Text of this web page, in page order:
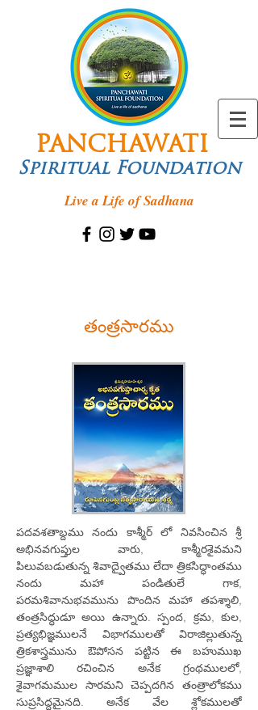
PANCHAWATI
Spiritual Foundation
Live a Life of Sadhana
తంత్రసారము
పదవశతాబ్దము నందు కాశ్మీర్ లో నివసించిన శ్రీ
అభినవగుప్తుల వారు, కాశ్మీరశైవమని
పిలువబడుతున్న శివాద్వైతము లేదా త్రికసిద్ధాంతము
నందు మహా పండితులే గాక,
పరమశివానుభవమును పొందిన మహా తపశ్శాలి,
తంత్రసిద్ధుడూ అయి ఉన్నారు. స్పంద, క్రమ, కుల,
ప్రత్యభిజ్ఞములనే విభాగములతో విరాజిల్లుతున్న
త్రికశాస్త్రమును ఔపోసన పట్టిన ఈ బహుముఖ
ప్రజ్ఞాశాలి రచించిన అనేక గ్రంథములలో,
శైవాగమముల సారమని చెప్పదగిన తంత్రాలోకము
సుప్రసిద్ధమైనది. అనేక వేల శ్లోకములతో